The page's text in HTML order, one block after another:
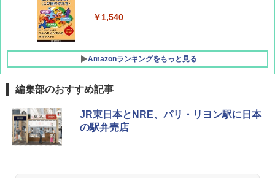
￥1,760
￥1,540
Amazonランキングをもっと見る
[キャンパーズコレクション 山善] ポップアッ
プテント 傘みたいに広げて畳める パッとサ
ッとサンシェード キューブ フルクローズ メ
￥6,830
DEWEL パラソル 大型 ビーチ アウトドアパ
ラソル ガーデン サイトシート付 折りたたみ
防水 UVカット 4段階高さ調整 軽量 収納袋付
編集部のおすすめ記事
JR東日本とNRE、パリ・リヨン駅に日本
の駅弁売店